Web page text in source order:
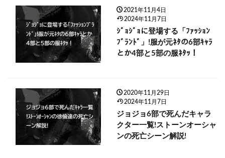
2021年11月4日
2024年11月7日
ｼﾞｮｼﾞｮに登場する「ﾌｧｯｼｮﾝ
ﾌﾞﾗﾝﾄﾞ」!服が元ﾈﾀの6部ｷｬﾗ
とか4部と5部の服ﾈﾀｯ！
2020年11月29日
2024年11月7日
ジョジョ6部で死んだキャラ
クター一覧!ストーンオーシャ
ンの死亡シーン解説!